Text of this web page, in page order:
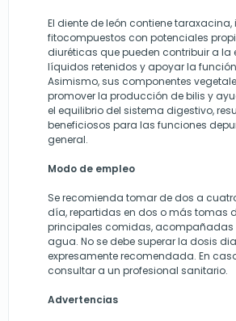
El diente de león contiene taraxacina,
fitocompuestos con potenciales
diuréticas que pueden contribuir a la
líquidos retenidos y apoyar la
Asimismo, sus componentes
promover la producción de bilis y
el equilibrio del sistema digestivo,
beneficiosos para las funciones
general.
Modo de empleo
Se recomienda tomar de dos a
día, repartidas en dos o más tomas
principales comidas, acompañadas
agua. No se debe superar la dosis
expresamente recomendada. En
consultar a un profesional sanitario.
Advertencias